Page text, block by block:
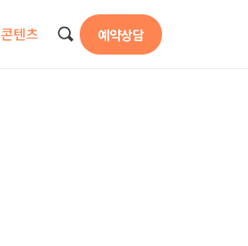
콘텐츠 예약상담